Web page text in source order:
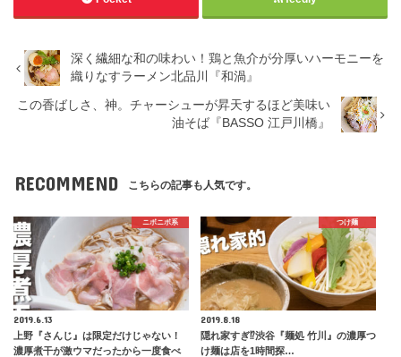
深く繊細な和の味わい！鶏と魚介が分厚いハーモニーを
織りなすラーメン北品川『和渦』
この香ばしさ、神。チャーシューが昇天するほど美味い
油そば『BASSO 江戸川橋』
RECOMMEND こちらの記事も人気です。
ニボニボ系
2019.6.13
上野『さんじ』は限定だけじゃない！
濃厚煮干が激ウマだったから一度食べ
つけ麺
2019.8.18
隠れ家すぎ⁉︎渋谷『麺処 竹川』の濃厚つ
け麺は店を1時間探…